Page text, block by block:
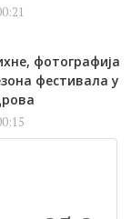
фотографија
фестивала у